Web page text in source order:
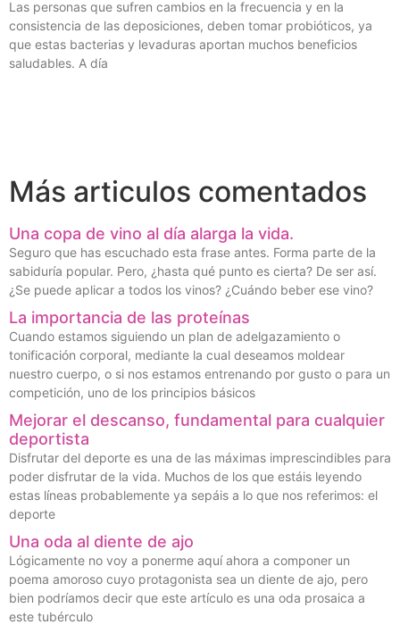
Las personas que sufren cambios en la frecuencia y en la
consistencia de las deposiciones, deben tomar probióticos, ya
que estas bacterias y levaduras aportan muchos beneficios
saludables. A día
Más articulos comentados
Una copa de vino al día alarga la vida.
Seguro que has escuchado esta frase antes. Forma parte de la
sabiduría popular. Pero, ¿hasta qué punto es cierta? De ser así.
¿Se puede aplicar a todos los vinos? ¿Cuándo beber ese vino?
La importancia de las proteínas
Cuando estamos siguiendo un plan de adelgazamiento o
tonificación corporal, mediante la cual deseamos moldear
nuestro cuerpo, o si nos estamos entrenando por gusto o para un
competición, uno de los principios básicos
Mejorar el descanso, fundamental para cualquier
deportista
Disfrutar del deporte es una de las máximas imprescindibles para
poder disfrutar de la vida. Muchos de los que estáis leyendo
estas líneas probablemente ya sepáis a lo que nos referimos: el
deporte
Una oda al diente de ajo
Lógicamente no voy a ponerme aquí ahora a componer un
poema amoroso cuyo protagonista sea un diente de ajo, pero
bien podríamos decir que este artículo es una oda prosaica a
este tubérculo